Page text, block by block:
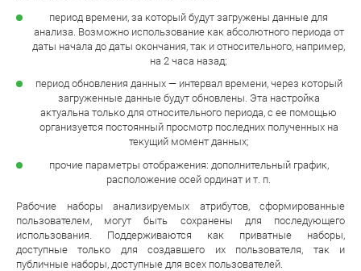
период времени, за который будут загружены данные для
анализа. Возможно использование как абсолютного периода от
даты начала до даты окончания, так и относительного, например,
на 2 часа назад;
период обновления данных — интервал времени, через который
загруженные данные будут обновлены. Эта настройка
актуальна только для относительного периода, с ее помощью
организуется постоянный просмотр последних полученных на
текущий момент данных;
прочие параметры отображения: дополнительный график,
расположение осей ординат и т. п.
Рабочие наборы анализируемых атрибутов, сформированные
пользователем, могут быть сохранены для последующего
использования. Поддерживаются как приватные наборы,
доступные только для создавшего их пользователя, так и
публичные наборы, доступные для всех пользователей.